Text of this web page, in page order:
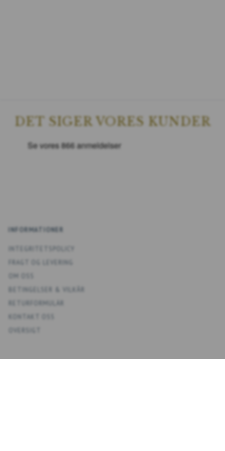
DET SIGER VORES KUNDER
INFORMATIONER
OM OSS
RETURFORMULÄR
KONTAKT OSS